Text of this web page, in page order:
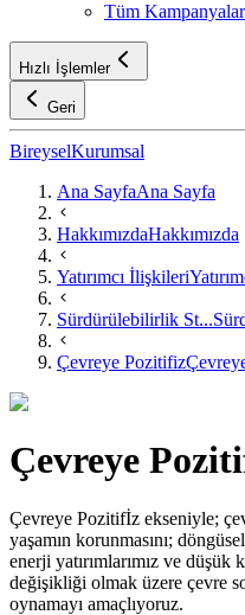
Tüm Kampanyalar
Hızlı İşlemler
Geri
BireyselKurumsal
Ana SayfaAna Sayfa
HakkımızdaHakkımızda
Yatırımcı İlişkileri
Sürdürülebilirlik St...
Çevreye Pozitifiz
Çevreye
Çevreye Pozitifİz ekseniyle;
yaşamın korunmasını;
enerji yatırımlarımız ve
değişikliği olmak üzere çevre
oynamayı amaçlıyoruz.